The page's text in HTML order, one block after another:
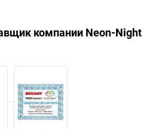
компании Neon-Night